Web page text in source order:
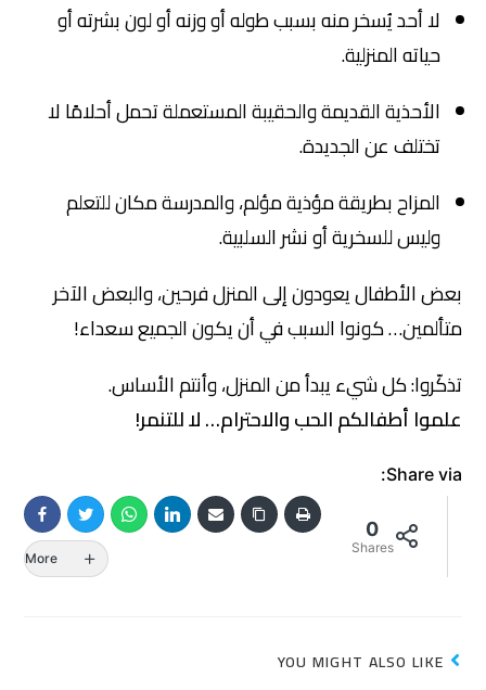
لا أحد يُسخر منه بسبب طوله أو وزنه أو لون بشرته أو
حياته المنزلية.
الأحذية القديمة والحقيبة المستعملة تحمل أحلامًا لا
تختلف عن الجديدة.
المزاح بطريقة مؤذية مؤلم، والمدرسة مكان للتعلم
وليس للسخرية أو نشر السلبية.
بعض الأطفال يعودون إلى المنزل فرحين، والبعض الآخر
متألمين… كونوا السبب في أن يكون الجميع سعداء!
تذكّروا: كل شيء يبدأ من المنزل، وأنتم الأساس.
علموا أطفالكم الحب والاحترام… لا للتنمر!
Share via:
0
Shares
More
YOU MIGHT ALSO LIKE